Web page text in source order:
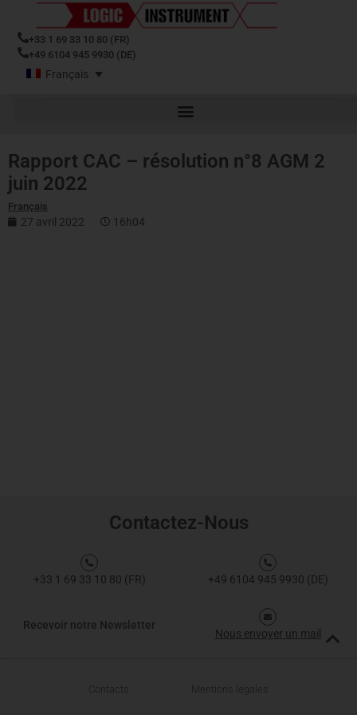
+33 1 69 33 10 80 (FR)
+49 6104 945 9930 (DE)
Français
Rapport CAC – résolution n°8 AGM 2
juin 2022
Français
27 avril 2022 16h04
Contactez-Nous
+33 1 69 33 10 80 (FR) +49 6104 945 9930 (DE)
Recevoir notre Newsletter
Nous envoyer un mail
Contacts Mentions légales